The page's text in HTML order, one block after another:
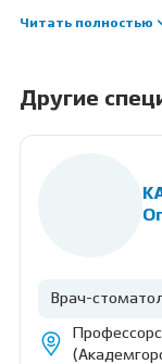
детей под
подростковая
лечение под
особенных детей,
Читать полностью
Другие
Врач-